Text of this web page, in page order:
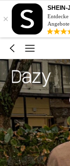
×
SHEIN-
Entdecke